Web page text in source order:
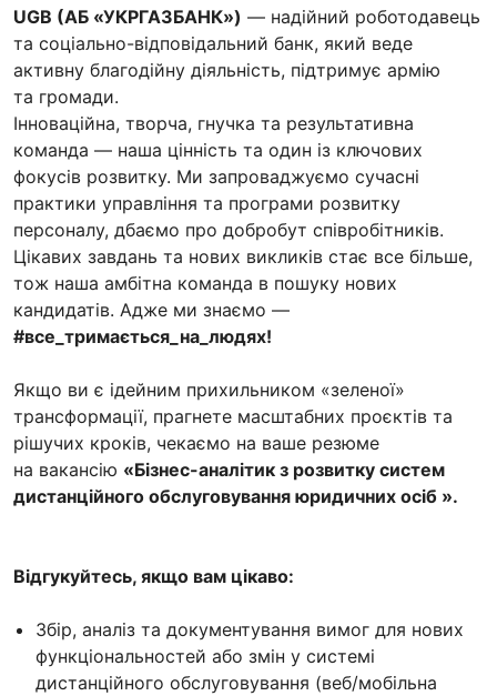
UGB (АБ «УКРГАЗБАНК») — надійний роботодавець
та соціально-відповідальний банк, який веде
активну благодійну діяльність, підтримує армію
та громади.
Інноваційна, творча, гнучка та результативна
команда — наша цінність та один із ключових
фокусів розвитку. Ми запроваджуємо сучасні
практики управління та програми розвитку
персоналу, дбаємо про добробут співробітників.
Цікавих завдань та нових викликів стає все більше,
тож наша амбітна команда в пошуку нових
кандидатів. Адже ми знаємо —
#все_тримається_на_людях!
Якщо ви є ідейним прихильником «зеленої»
трансформації, прагнете масштабних проєктів та
рішучих кроків, чекаємо на ваше резюме
на вакансію «Бізнес-аналітик з розвитку систем
дистанційного обслуговування юридичних осіб ».
Відгукуйтесь, якщо вам цікаво:
Збір, аналіз та документування вимог для нових
функціональностей або змін у системі
дистанційного обслуговування (веб/мобільна